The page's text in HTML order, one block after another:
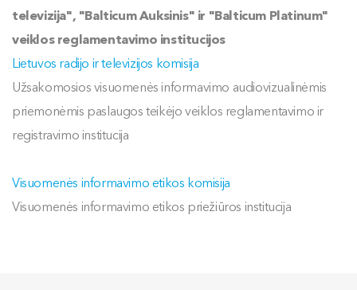
televizija", "Balticum Auksinis" ir "Balticum Platinum"
veiklos reglamentavimo institucijos
Lietuvos radijo ir televizijos komisija
Užsakomosios visuomenės informavimo audiovizualinėmis
priemonėmis paslaugos teikėjo veiklos reglamentavimo ir
registravimo institucija
Visuomenės informavimo etikos komisija
Visuomenės informavimo etikos priežiūros institucija